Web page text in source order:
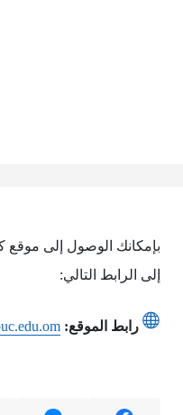
بإمكانك الوصول إلى موقع
إلى الرابط التالي:
رابط الموقع: